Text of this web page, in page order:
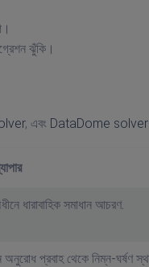
ঝুঁকি।
, এবং DataDome solver
ধারাবাহিক সমাধান আচরণ.
অনুরোধ প্রবাহ থেকে নিম্ন-ঘর্ষণ